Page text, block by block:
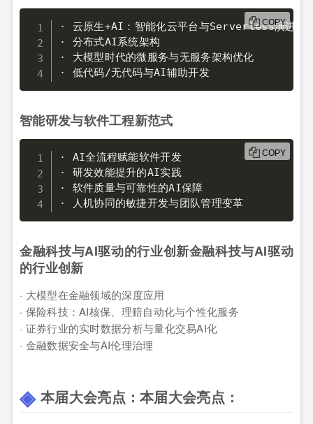
· 云原生+AI：智能化云平台与Serverless演进
· 分布式AI系统架构
· 大模型时代的微服务与无服务架构优化
· 低代码/无代码与AI辅助开发
COPY
智能研发与软件工程新范式
· AI全流程赋能软件开发
· 研发效能提升的AI实践
· 软件质量与可靠性的AI保障
· 人机协同的敏捷开发与团队管理变革
COPY
金融科技与AI驱动的行业创新金融科技与AI驱动
的行业创新
· 大模型在金融领域的深度应用
· 保险科技：AI核保、理赔自动化与个性化服务
· 证券行业的实时数据分析与量化交易AI化
· 金融数据安全与AI伦理治理
本届大会亮点：本届大会亮点：